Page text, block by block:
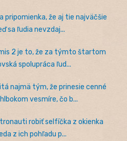
pripomienka, že aj tie najväčšie
sa ľudia nevzdaj...
2 je to, že za týmto štartom
spolupráca ľud...
najmä tým, že prinesie cenné
vesmíre, čo b...
robiť selfíčka z okienka
z ich pohľadu p...